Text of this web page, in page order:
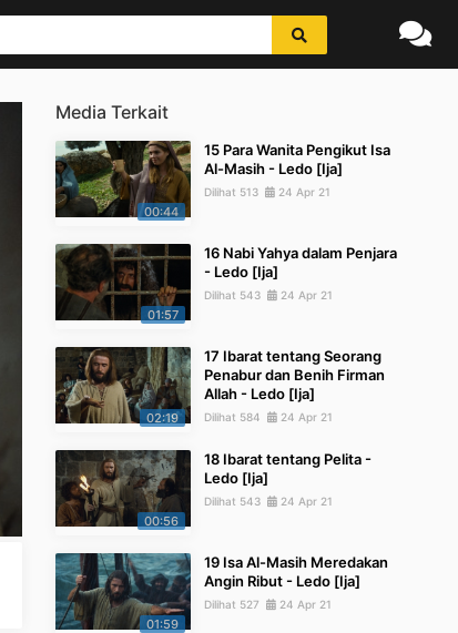
Media Terkait
00:44
15 Para Wanita Pengikut Isa
Al-Masih - Ledo [Ija]
Dilihat 513 24 Apr 21
01:57
16 Nabi Yahya dalam Penjara
- Ledo [Ija]
Dilihat 543 24 Apr 21
02:19
17 Ibarat tentang Seorang
Penabur dan Benih Firman
Allah - Ledo [Ija]
Dilihat 584 24 Apr 21
00:56
18 Ibarat tentang Pelita -
Ledo [Ija]
Dilihat 543 24 Apr 21
01:59
19 Isa Al-Masih Meredakan
Angin Ribut - Ledo [Ija]
Dilihat 527 24 Apr 21